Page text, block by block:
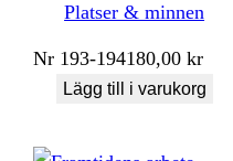
Platser & minnen
Nr 193-194180,00kr
Lägg till i varukorg